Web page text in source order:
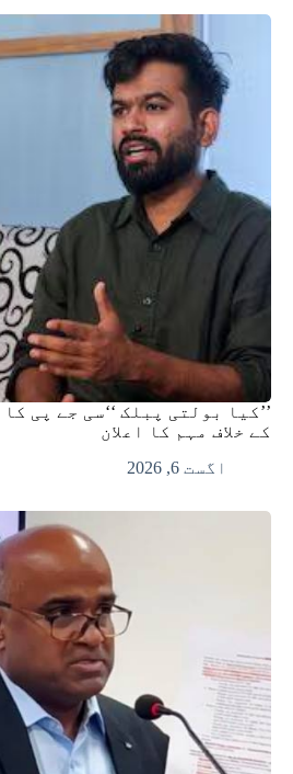
’’کیا بولتی پبلک ‘‘سی جے پی
کے خلاف مہم کا اعلان
اگست 6, 2026